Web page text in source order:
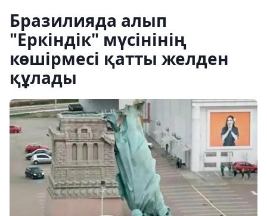
Бразилияда алып
"Еркіндік" мүсінінің
көшірмесі қатты желден
құлады